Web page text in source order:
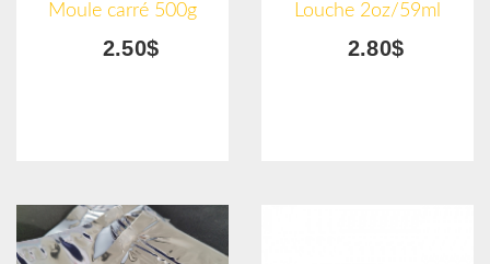
Moule carré 500g
2.50$
Louche 2oz/59ml
2.80$